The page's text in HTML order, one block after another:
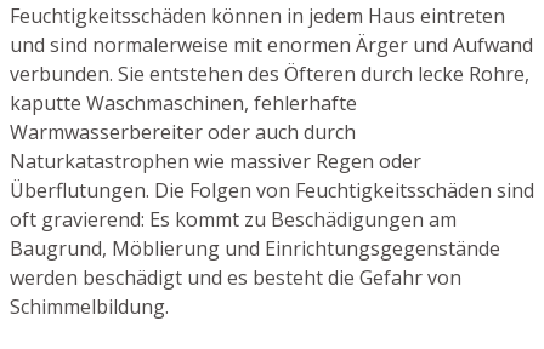
Feuchtigkeitsschäden können in jedem Haus eintreten
und sind normalerweise mit enormen Ärger und Aufwand
verbunden. Sie entstehen des Öfteren durch lecke Rohre,
kaputte Waschmaschinen, fehlerhafte
Warmwasserbereiter oder auch durch
Naturkatastrophen wie massiver Regen oder
Überflutungen. Die Folgen von Feuchtigkeitsschäden sind
oft gravierend: Es kommt zu Beschädigungen am
Baugrund, Möblierung und Einrichtungsgegenstände
werden beschädigt und es besteht die Gefahr von
Schimmelbildung.